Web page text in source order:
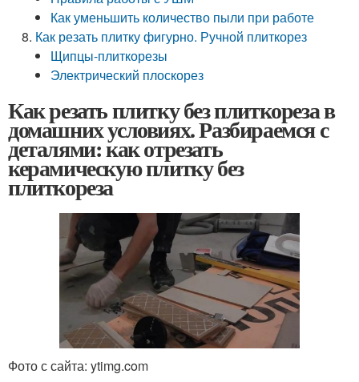
Как уменьшить количество пыли при работе
Как резать плитку фигурно. Ручной плиткорез
Щипцы-плиткорезы
Электрический плоскорез
Как резать плитку без плиткореза в
домашних условиях. Разбираемся с
деталями: как отрезать
керамическую плитку без
плиткореза
Фото с сайта: ytimg.com